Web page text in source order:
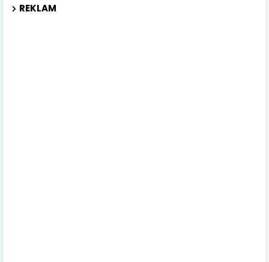
REKLAM